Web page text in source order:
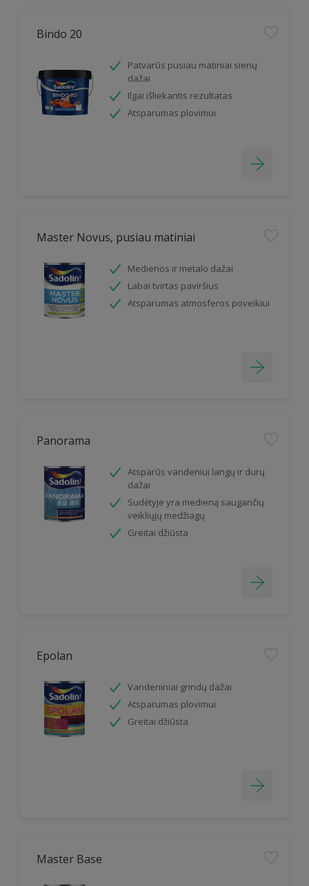
Bindo 20
Patvarūs pusiau matiniai sienų
dažai
Ilgai išliekantis rezultatas
Atsparumas plovimui
Master Novus, pusiau matiniai
Medienos ir metalo dažai
Labai tvirtas paviršius
Atsparumas atmosferos poveikiui
Panorama
Atsparūs vandeniui langų ir durų
dažai
Sudėtyje yra medieną saugančių
veikliųjų medžiagų
Greitai džiūsta
Epolan
Vandeniniai grindų dažai
Atsparumas plovimui
Greitai džiūsta
Master Base